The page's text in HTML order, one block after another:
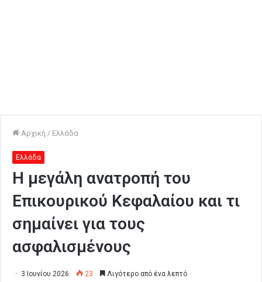
Αρχική / Ελλάδα
Ελλάδα
Η μεγάλη ανατροπή του
Επικουρικού Κεφαλαίου και τι
σημαίνει για τους
ασφαλισμένους
3 Ιουνίου 2026 23 Λιγότερο από ένα λεπτό